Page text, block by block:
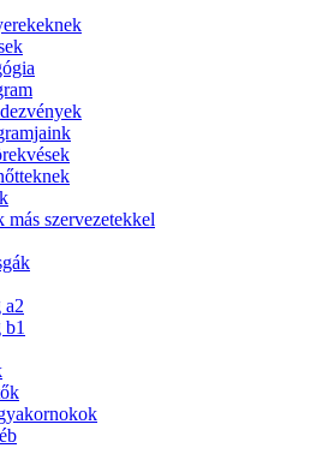
más szervezetekkel
a2